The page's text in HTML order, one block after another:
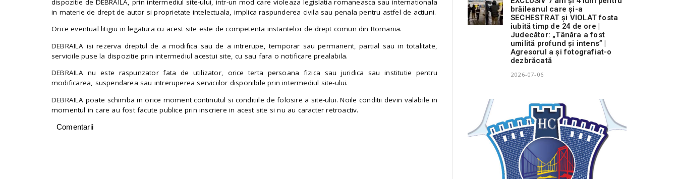
in materie de drept de autor si proprietate intelectuala, implica raspunderea civila sau penala pentru astfel de actiuni.
Orice eventual litigiu in legatura cu acest site este de competenta instantelor de drept comun din Romania.
DEBRAILA isi rezerva dreptul de a modifica sau de a intrerupe, temporar sau permanent, partial sau in totalitate,
serviciile puse la dispozitie prin intermediul acestui site, cu sau fara o notificare prealabila.
DEBRAILA nu este raspunzator fata de utilizator, orice terta persoana fizica sau juridica sau institutie pentru
modificarea, suspendarea sau intreruperea serviciilor disponibile prin intermediul site-ului.
DEBRAILA poate schimba in orice moment continutul si conditiile de folosire a site-ului. Noile conditii devin valabile in
momentul in care au fost facute publice prin inscriere in acest site si nu au caracter retroactiv.
Comentarii
brăileanul care și-a
SECHESTRAT și VIOLAT fosta
iubită timp de 24 de ore |
Judecător: „Tânăra a fost
umilită profund și intens” |
Agresorul a și fotografiat-o
dezbrăcată
2026-07-06